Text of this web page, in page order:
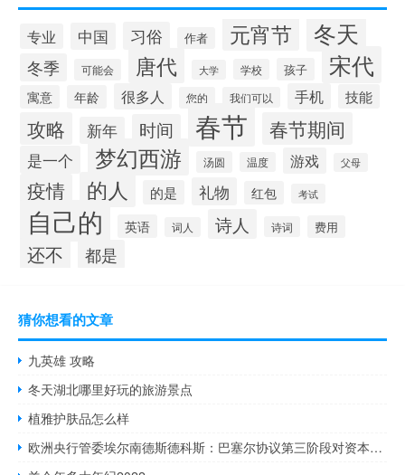
专业 中国 习俗 作者 元宵节 冬天
冬季 可能会 唐代 大学 学校 孩子 宋代
寓意 年龄 很多人 您的 我们可以 手机 技能
攻略 新年 时间 春节 春节期间
是一个 梦幻西游 汤圆 温度 游戏 父母
疫情 的人 的是 礼物 红包 考试
自己的 英语 词人 诗人 诗词 费用
还不 都是
猜你想看的文章
九英雄 攻略
冬天湖北哪里好玩的旅游景点
植雅护肤品怎么样
欧洲央行管委埃尔南德斯德科斯：巴塞尔协议第三阶段对资本要求的影响将“显著”低于前几个阶段